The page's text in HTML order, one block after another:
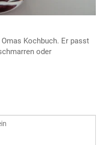
Kochbuch. Er passt
oder